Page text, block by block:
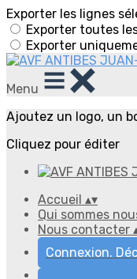
Exporter les lignes
Exporter toutes
Exporter
Menu
Ajoutez un logo, un
Cliquez pour éditer
Accueil ▴▾
Qui sommes
Nous contacter
Connexion.